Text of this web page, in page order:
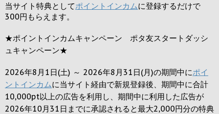
当サイト特典としてポイントインカムに登録するだけで
300円 もらえます。
★ポイントインカムキャンペーン ポタ友スタートダッシ
ュキャンペーン★
2026年8月1日(土) ～ 2026年8月31日(月)の期間中にポイ
ントインカムに当サイト経由で新規登録後、期間中に合計
10,000pt以上の広告を利用し、期間中に利用した広告が
2026年10月31日までに承認されると最大2,000円分の特典